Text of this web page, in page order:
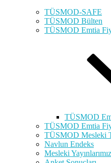
TÜSMOD-SAFE
TÜSMOD Bülten
TÜSMOD Emtia
TÜSMOD
TÜSMOD Emtia
TÜSMOD Mesleki
Navlun Endeks
Mesleki Yayınlarımız